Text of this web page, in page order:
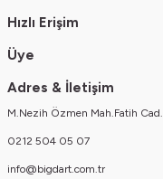
Hızlı Erişim
Üye
Adres & İletişim
M.Nezih Özmen Mah.Fatih
0212 504 05 07
info@bigdart.com.tr